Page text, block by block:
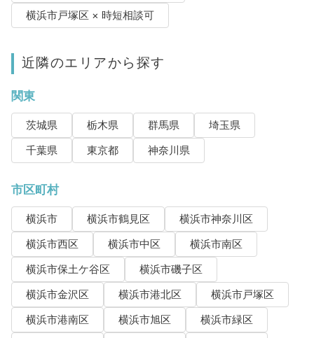
横浜市戸塚区 × 時短相談可
近隣のエリアから探す
関東
茨城県 栃木県 群馬県
埼玉県
千葉県
東京都 神奈川県
市区町村
横浜市 横浜市鶴見区
横浜市神奈川区
横浜市西区
横浜市中区
横浜市南区
横浜市保土ケ谷区
横浜市磯子区
横浜市金沢区
横浜市港北区
横浜市戸塚区
横浜市港南区
横浜市旭区
横浜市緑区